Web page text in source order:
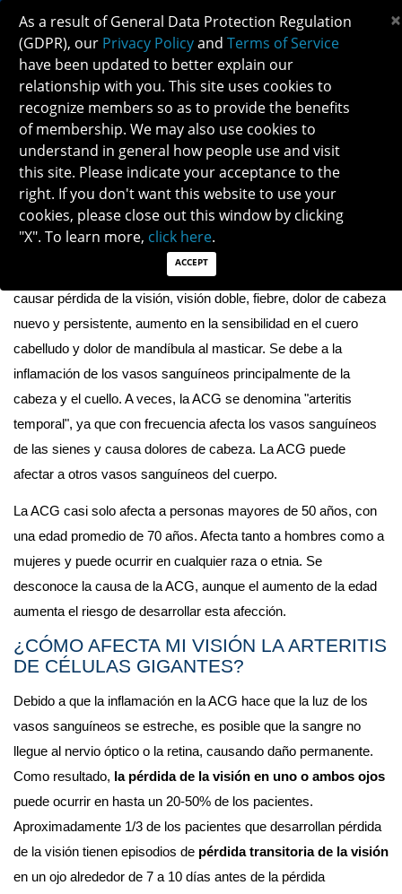
ARTERITIS DE CÉLULAS GIGANTES
Descargar PDF aquí
¿QUÉ ES LA ARTERITIS DE CÉLULAS
GIGANTES (ACG)?
arteritis de células gigantes es una afección que puede
causar pérdida de la visión, visión doble, fiebre, dolor de cabeza
nuevo y persistente, aumento en la sensibilidad en el cuero
cabelludo y dolor de mandíbula al masticar. Se debe a la
inflamación de los vasos sanguíneos principalmente de la
cabeza y el cuello. A veces, la ACG se denomina "arteritis
temporal", ya que con frecuencia afecta los vasos sanguíneos
de las sienes y causa dolores de cabeza. La ACG puede
afectar a otros vasos sanguíneos del cuerpo.
La ACG casi solo afecta a personas mayores de 50 años, con
una edad promedio de 70 años. Afecta tanto a hombres como a
mujeres y puede ocurrir en cualquier raza o etnia. Se
desconoce la causa de la ACG, aunque el aumento de la edad
aumenta el riesgo de desarrollar esta afección.
¿CÓMO AFECTA MI VISIÓN LA ARTERITIS
DE CÉLULAS GIGANTES?
Debido a que la inflamación en la ACG hace que la luz de los
vasos sanguíneos se estreche, es posible que la sangre no
llegue al nervio óptico o la retina, causando daño permanente.
Como resultado, la pérdida de la visión en uno o ambos ojos
puede ocurrir en hasta un 20-50% de los pacientes.
Aproximadamente 1/3 de los pacientes que desarrollan pérdida
de la visión tienen episodios de pérdida transitoria de la visión
en un ojo alrededor de 7 a 10 días antes de la pérdida
As a result of General Data Protection Regulation
(GDPR), our Privacy Policyand Terms of Service
have been updated to better explain our
relationship with you. This site uses cookies to
recognize members so as to provide the benefits
of membership. We may also use cookies to
understand in general how people use and visit
this site. Please indicate your acceptance to the
right. If you don't want this website to use your
cookies, please close out this window by clicking
"X". To learn more, click here.
ACCEPT
×